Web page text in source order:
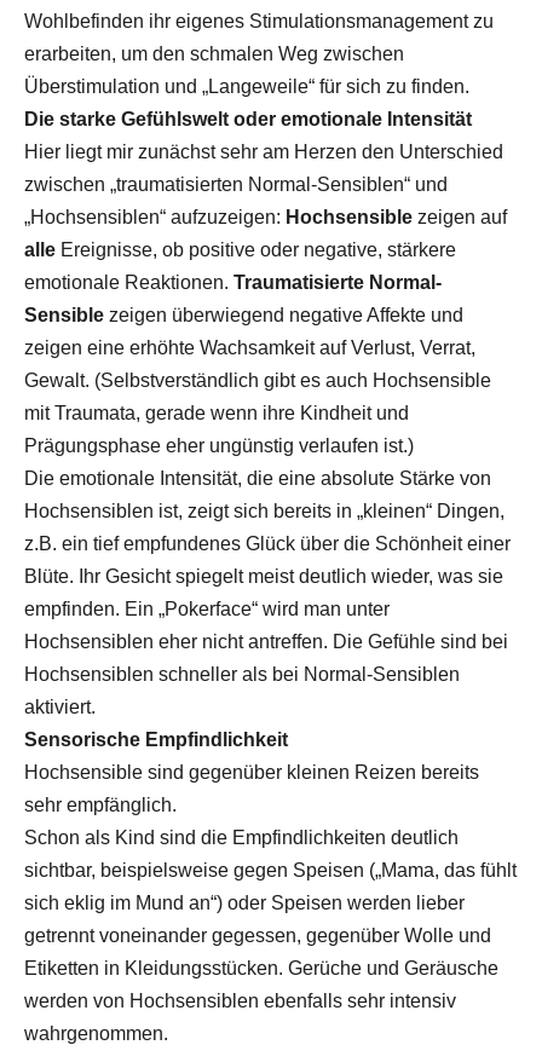
Wohlbefinden ihr eigenes Stimulationsmanagement zu
erarbeiten, um den schmalen Weg zwischen
Überstimulation und „Langeweile“ für sich zu finden.
Die starke Gefühlswelt oder emotionale Intensität
Hier liegt mir zunächst sehr am Herzen den Unterschied
zwischen „traumatisierten Normal-Sensiblen“ und
„Hochsensiblen“ aufzuzeigen: Hochsensible zeigen auf
alle Ereignisse, ob positive oder negative, stärkere
emotionale Reaktionen. Traumatisierte Normal-
Sensible zeigen überwiegend negative Affekte und
zeigen eine erhöhte Wachsamkeit auf Verlust, Verrat,
Gewalt. (Selbstverständlich gibt es auch Hochsensible
mit Traumata, gerade wenn ihre Kindheit und
Prägungsphase eher ungünstig verlaufen ist.)
Die emotionale Intensität, die eine absolute Stärke von
Hochsensiblen ist, zeigt sich bereits in „kleinen“ Dingen,
z.B. ein tief empfundenes Glück über die Schönheit einer
Blüte. Ihr Gesicht spiegelt meist deutlich wieder, was sie
empfinden. Ein „Pokerface“ wird man unter
Hochsensiblen eher nicht antreffen. Die Gefühle sind bei
Hochsensiblen schneller als bei Normal-Sensiblen
aktiviert.
Sensorische Empfindlichkeit
Hochsensible sind gegenüber kleinen Reizen bereits
sehr empfänglich.
Schon als Kind sind die Empfindlichkeiten deutlich
sichtbar, beispielsweise gegen Speisen („Mama, das fühlt
sich eklig im Mund an“) oder Speisen werden lieber
getrennt voneinander gegessen, gegenüber Wolle und
Etiketten in Kleidungsstücken. Gerüche und Geräusche
werden von Hochsensiblen ebenfalls sehr intensiv
wahrgenommen.